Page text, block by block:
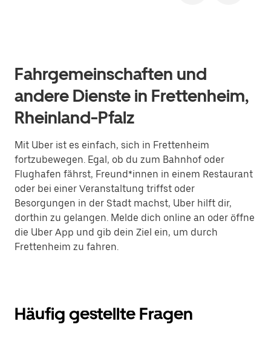
Fahrgemeinschaften und
andere Dienste in Frettenheim,
Rheinland-Pfalz
Mit Uber ist es einfach, sich in Frettenheim
fortzubewegen. Egal, ob du zum Bahnhof oder
Flughafen fährst, Freund*innen in einem Restaurant
oder bei einer Veranstaltung triffst oder
Besorgungen in der Stadt machst, Uber hilft dir,
dorthin zu gelangen. Melde dich online an oder öffne
die Uber App und gib dein Ziel ein, um durch
Frettenheim zu fahren.
Häufig gestellte Fragen